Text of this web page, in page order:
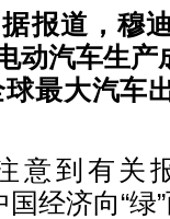
报道，穆
动汽车生产
最大汽车
意到有关
国经济向“